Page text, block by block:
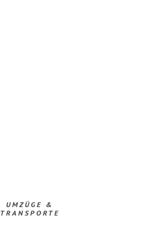
UMZÜGE &
TRANSPORTE